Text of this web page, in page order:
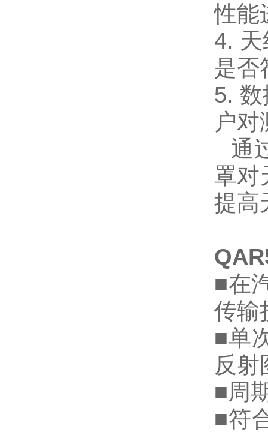
性能
4.
是否
5.数
户
通
罩对
提高
■在
传输
■单
反射
■周
■符